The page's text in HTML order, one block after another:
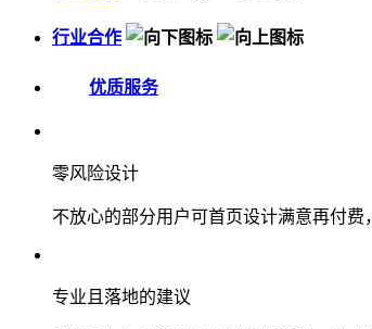
行业合作
优质服务
零风险设计
不放心的部分用户可首页设计满意再付
专业且落地的建议